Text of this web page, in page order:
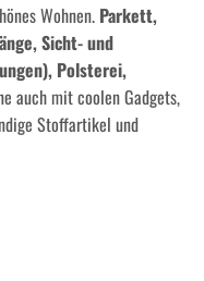
Wohnen. Parkett,
Sicht- und
Polsterei,
auch mit coolen Gadgets,
Stoffartikel und